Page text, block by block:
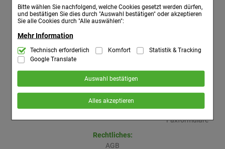
Bitte wählen Sie nachfolgend, welche Cookies gesetzt werden dürfen,
und bestätigen Sie dies durch "Auswahl bestätigen" oder akzeptieren
Sie alle Cookies durch "Alle auswählen":
Mehr Information
Technisch Notwendig:Hierbei handelt es sich um Cookies, die für
die Grundfunktionen unserer Website notwendig sind (z.B. Navigation,
Warenkorb, Kundenkonto), weshalb auf diese nicht verzichtet werden
kann.
Komfort:Diese Cookies werden genutzt um das Einkaufserlebnis
noch ansprechender zu gestalten, beispielsweise für die
Wiedererkennung des Besuchers oder unsere Seite an bevorzugte
Verhaltensweisen (z.B. Spracheinstellung) anzupassen. Komfort-
Inhalte anzuzeigen und unser Partnerprogramm zu betreiben.
Hierüber lassen sich Informationen über die
Art und Weise der Nutzung unserer Website sammeln, mit deren Hilfe
Technisch erforderlich Komfort
Statistik & Tracking
Google Translate
Auswahl bestätigen
Alles akzeptieren
Kundenservice:
Versandkosten
Zahlungsarten
Kontakt
Apotheke:
Labo Life
Online-Katalog
Katalog anfordern
Service:
Newsletter
Faxformulare
Rechtliches:
AGB